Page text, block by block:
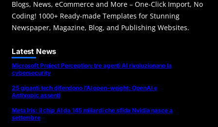
Blogs, News, eCommerce and More – One-Click Import, No
Coding! 1000+ Ready-made Templates for Stunning
Newspaper, Magazine, Blog, and Publishing Websites.
Latest News
Microsoft Project Perception: tre agenti AI rivoluzionano la
cybersecurity
25 giganti tech difendono l’AI open-weight: OpenAI e
Anthropic assenti
Meta Iris: il chip AI da 145 miliardi che sfida Nvidia nasce a
settembre